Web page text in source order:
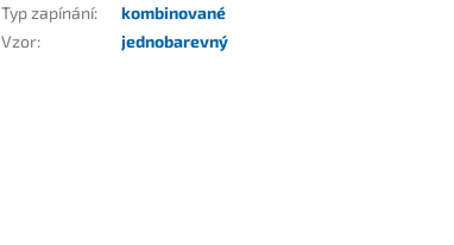
Typ zapínání:
kombinované
Vzor: jednobarevný